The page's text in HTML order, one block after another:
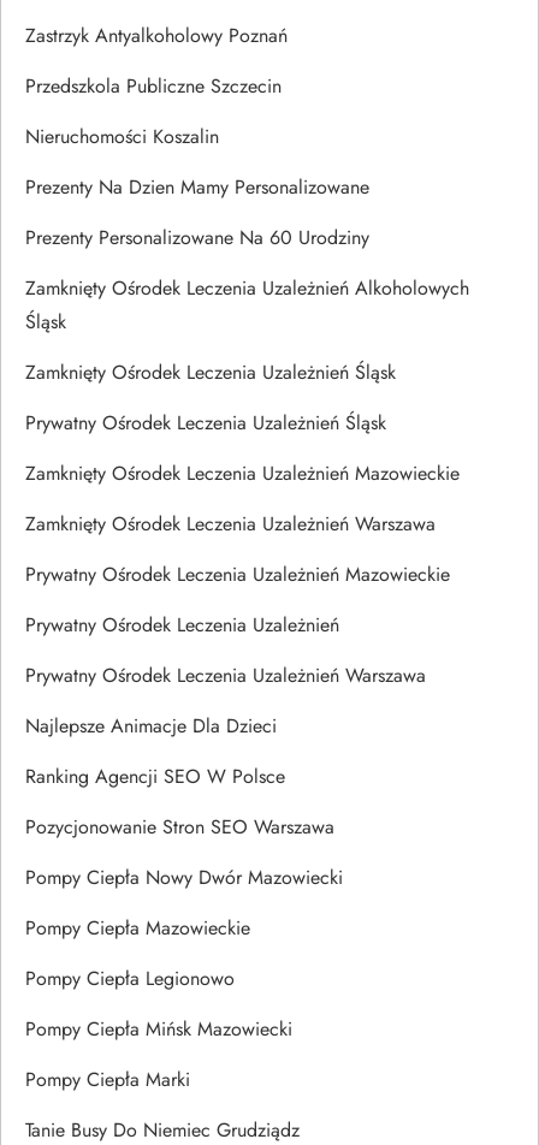
Zastrzyk Antyalkoholowy Poznań
Przedszkola Publiczne Szczecin
Nieruchomości Koszalin
Prezenty Na Dzien Mamy Personalizowane
Prezenty Personalizowane Na 60 Urodziny
Zamknięty Ośrodek Leczenia Uzależnień Alkoholowych
Śląsk
Zamknięty Ośrodek Leczenia Uzależnień Śląsk
Prywatny Ośrodek Leczenia Uzależnień Śląsk
Zamknięty Ośrodek Leczenia Uzależnień Mazowieckie
Zamknięty Ośrodek Leczenia Uzależnień Warszawa
Prywatny Ośrodek Leczenia Uzależnień Mazowieckie
Prywatny Ośrodek Leczenia Uzależnień
Prywatny Ośrodek Leczenia Uzależnień Warszawa
Najlepsze Animacje Dla Dzieci
Ranking Agencji SEO W Polsce
Pozycjonowanie Stron SEO Warszawa
Pompy Ciepła Nowy Dwór Mazowiecki
Pompy Ciepła Mazowieckie
Pompy Ciepła Legionowo
Pompy Ciepła Mińsk Mazowiecki
Pompy Ciepła Marki
Tanie Busy Do Niemiec Grudziądz